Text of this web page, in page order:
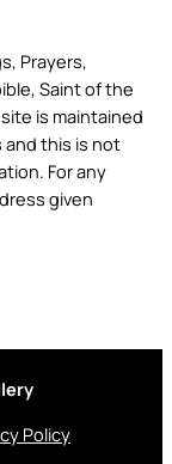
Prayers,
Saint of the
is maintained
and this is not
For any
given
Policy